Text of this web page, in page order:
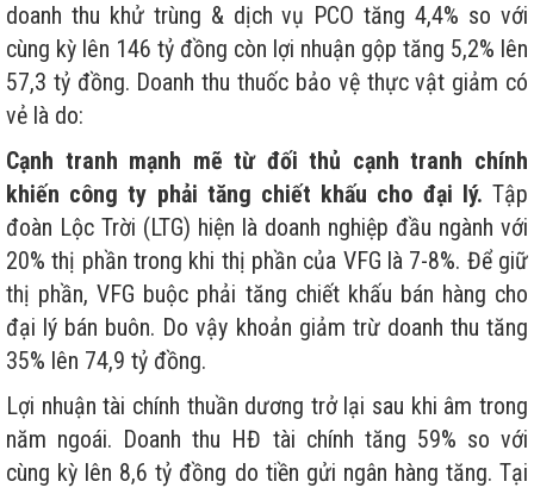
doanh thu khử trùng & dịch vụ PCO tăng 4,4% so với
cùng kỳ lên 146 tỷ đồng còn lợi nhuận gộp tăng 5,2% lên
57,3 tỷ đồng. Doanh thu thuốc bảo vệ thực vật giảm có
vẻ là do:
Cạnh tranh mạnh mẽ từ đối thủ cạnh tranh chính
khiến công ty phải tăng chiết khấu cho đại lý. Tập
đoàn Lộc Trời (LTG) hiện là doanh nghiệp đầu ngành với
20% thị phần trong khi thị phần của VFG là 7-8%. Để giữ
thị phần, VFG buộc phải tăng chiết khấu bán hàng cho
đại lý bán buôn. Do vậy khoản giảm trừ doanh thu tăng
35% lên 74,9 tỷ đồng.
Lợi nhuận tài chính thuần dương trở lại sau khi âm trong
năm ngoái. Doanh thu HĐ tài chính tăng 59% so với
cùng kỳ lên 8,6 tỷ đồng do tiền gửi ngân hàng tăng. Tại